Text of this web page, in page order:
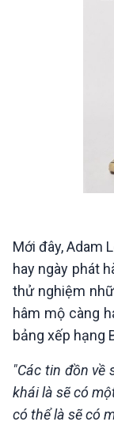
Mới đây, Adam
hay ngày phát
thử nghiệm
hâm mộ càng
bảng xếp hạng
"Các tin đồn về
khái là sẽ có
có thể là sẽ có